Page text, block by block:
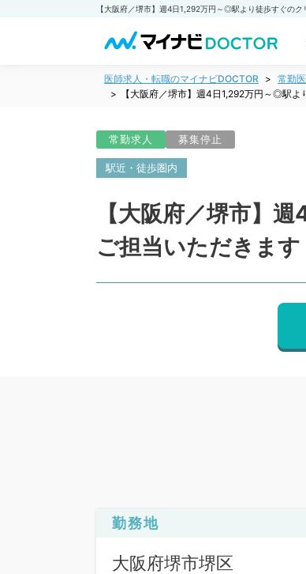
医師求人・転職のマイナビDOCTOR 常勤
【大阪府／堺市】週4日1,292万円～◎駅
常勤求人 募集停止
駅近・徒歩圏内
【大阪府／堺市】
ご担当いただきます
勤務地
大阪府堺市堺区